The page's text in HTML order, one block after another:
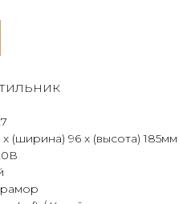
(ширина) 96 х (высота) 185мм